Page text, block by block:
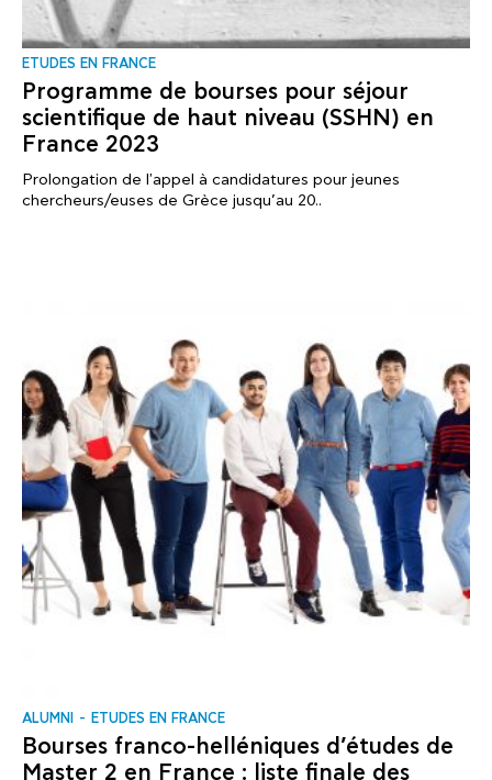
ΕTUDES EN FRANCE
Programme de bourses pour séjour
scientifique de haut niveau (SSHN) en
France 2023
Prolongation de l'appel à candidatures pour jeunes
chercheurs/euses de Grèce jusqu’au 20..
ALUMNI ΕTUDES EN FRANCE
Bourses franco-helléniques d’études de
Master 2 en France : liste finale des